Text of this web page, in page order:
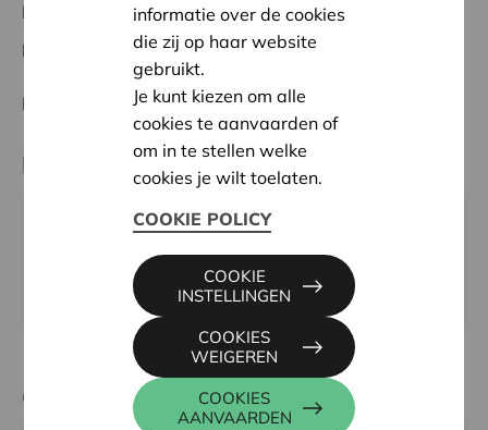
Noordwest-Brabant
Datum:
20/05/2026
Beslissing: Goedgekeurd
Partner
Kermiscomité "De foorapen", Jan Hammeneckerstraat
109, 1861 MEISE
westrokermis@hotmail.com
Contactpersoon
informatie over de cookies
die zij op haar website
gebruikt.
Je kunt kiezen om alle
cookies te aanvaarden of
om in te stellen welke
cookies je wilt toelaten.
COOKIE POLICY
COOKIES
AANVAARDEN
COOKIES
WEIGEREN
COOKIE
INSTELLINGEN